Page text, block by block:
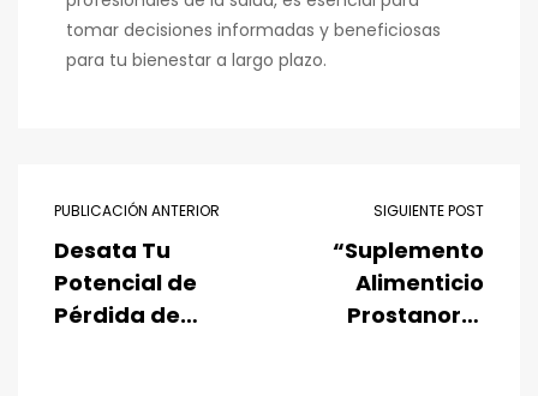
tomar decisiones informadas y beneficiosas
para tu bienestar a largo plazo.
PUBLICACIÓN ANTERIOR
Desata Tu
Potencial de
Pérdida de
SIGUIENTE POST
“Suplemento
Alimenticio
Prostanorm